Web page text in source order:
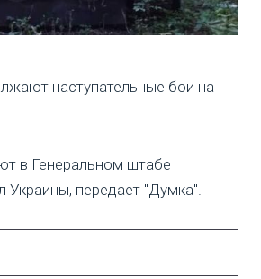
наступательные бои на
в Генеральном штабе
Украины, передает "Думка".